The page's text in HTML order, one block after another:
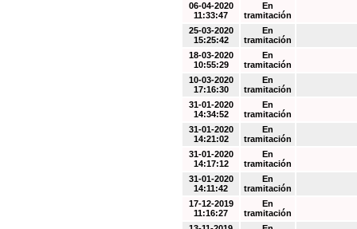
06-04-2020
11:33:47
En
tramitación
25-03-2020
15:25:42
En
tramitación
18-03-2020
10:55:29
En
tramitación
10-03-2020
17:16:30
En
tramitación
31-01-2020
14:34:52
En
tramitación
31-01-2020
14:21:02
En
tramitación
31-01-2020
14:17:12
En
tramitación
31-01-2020
14:11:42
En
tramitación
17-12-2019
11:16:27
En
tramitación